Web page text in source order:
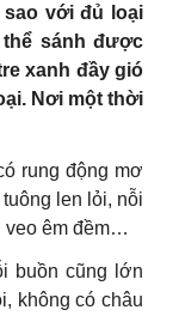
với đủ loại
sánh được
xanh đầy gió
Nơi một thời
rung động mơ
len lỏi, nỗi
veo êm đềm…
buồn cũng lớn
không có châu